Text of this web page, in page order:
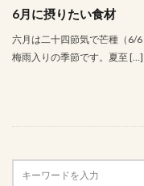
6月に摂りたい食材
六月は二十四節気で芒種（6/
梅雨入りの季節です。夏至 […]